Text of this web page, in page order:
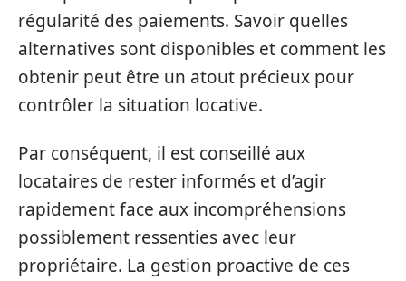
régularité des paiements. Savoir quelles
alternatives sont disponibles et comment les
obtenir peut être un atout précieux pour
contrôler la situation locative.
Par conséquent, il est conseillé aux
locataires de rester informés et d’agir
rapidement face aux incompréhensions
possiblement ressenties avec leur
propriétaire. La gestion proactive de ces